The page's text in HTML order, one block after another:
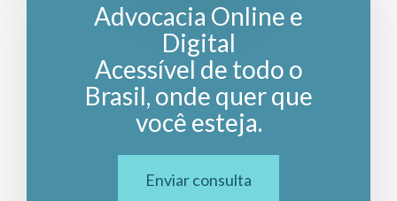
Advocacia Online e
Digital
Acessível de todo o
Brasil, onde quer que
você esteja.
Enviar consulta